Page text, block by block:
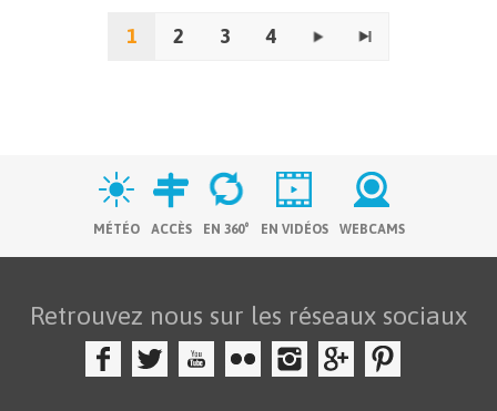
1 2 3 4
MÉTÉO ACCÈS EN 360° EN VIDÉOS WEBCAMS
Retrouvez nous sur les réseaux sociaux